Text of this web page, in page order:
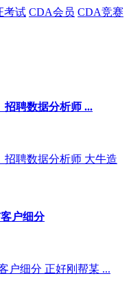
考试 CDA会员 CDA竞赛
招聘数据分析师 ...
招聘数据分析师 大牛造
户细分
户细分 正好刚帮某 ...